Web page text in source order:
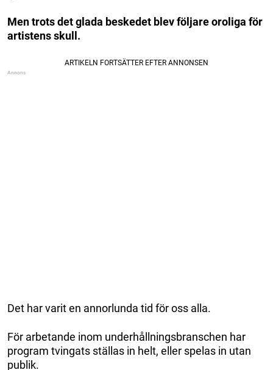
Men trots det glada beskedet blev följare oroliga för
artistens skull.
Det har varit en annorlunda tid för oss alla.
För arbetande inom underhållningsbranschen har
program tvingats ställas in helt, eller spelas in utan
publik.